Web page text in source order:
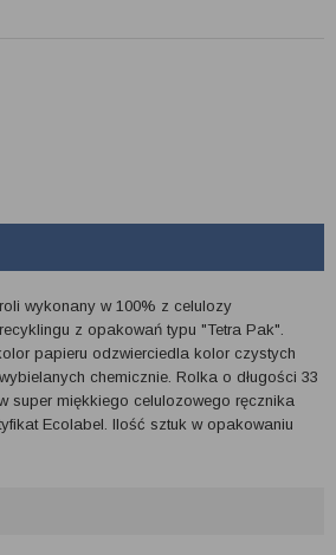
wykonany w 100% z celulozy
z opakowań typu "Tetra Pak".
papieru odzwierciedla kolor czystych
chemicznie. Rolka o długości 33
super miękkiego celulozowego ręcznika
Ecolabel. Ilość sztuk w opakowaniu